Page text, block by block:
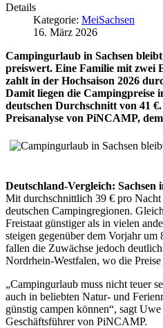
Details
Kategorie: MeiSachsen
16. März 2026
Campingurlaub in Sachsen
preiswert. Eine Familie mit zwei
zahlt in der Hochsaison 2026
Damit liegen die Campingpreise
deutschen Durchschnitt von 41
Preisanalyse von PiNCAMP,
Deutschland-Vergleich: Sachsen
Mit durchschnittlich 39 € pro
deutschen Campingregionen.
Freistaat günstiger als in vielen
steigen gegenüber dem Vorjahr
fallen die Zuwächse jedoch
Nordrhein-Westfalen, wo die
„Campingurlaub muss nicht teuer
auch in beliebten Natur- und
günstig campen können“, sagt
Geschäftsführer von PiNCAMP.